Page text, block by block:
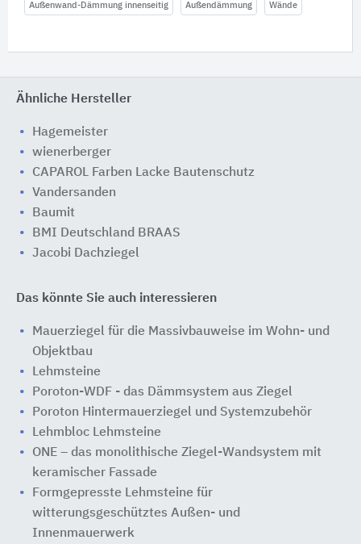
Außenwand-Dämmung innenseitig Außendämmung Wände
Ähnliche Hersteller
Hagemeister
wienerberger
CAPAROL Farben Lacke Bautenschutz
Vandersanden
Baumit
BMI Deutschland BRAAS
Jacobi Dachziegel
Das könnte Sie auch interessieren
Mauerziegel für die Massivbauweise im Wohn- und
Objektbau
Lehmsteine
Poroton-WDF - das Dämmsystem aus Ziegel
Poroton Hintermauerziegel und Systemzubehör
Lehmbloc Lehmsteine
ONE – das monolithische Ziegel-Wandsystem mit
keramischer Fassade
Formgepresste Lehmsteine für
witterungsgeschütztes Außen- und
Innenmauerwerk